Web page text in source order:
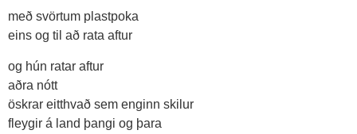
með svört­um plast­poka
eins og til að rata aft­ur
og hún rat­ar aft­ur
aðra nótt
öskr­ar eitt­hvað sem eng­inn skil­ur
fleyg­ir á land þangi og þara